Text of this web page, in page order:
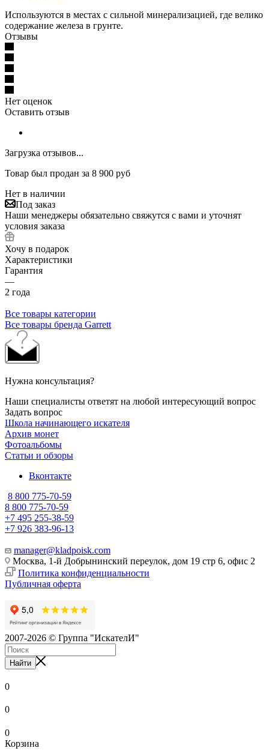
Используются в местах с сильной минерализацией, где велико
содержание железа в грунте.
Отзывы
Нет оценок
Оставить отзыв
Загрузка отзывов...
Товар был продан за 8 900 руб
Нет в наличии
Под заказ
Наши менеджеры обязательно свяжутся с вами и уточнят
условия заказа
Хочу в подарок
Характеристики
Гарантия
—
2 года
Все товары категории
Все товары бренда Garrett
Нужна консультация?
Наши специалисты ответят на любой интересующий вопрос
Задать вопрос
Школа начинающего искателя
Архив монет
Фотоальбомы
Статьи и обзоры
Вконтакте
8 800 775-70-59
8 800 775-70-59
+7 495 255-38-59
+7 926 383-96-13
manager@kladpoisk.com
Москва, 1-й Добрынинский переулок, дом 19 стр 6, офис 2
Политика конфиденциальности
Публичная оферта
2007-2026 © Группа "ИскателИ"
Найти
0
0
0
Корзина